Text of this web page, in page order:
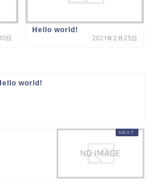
日
Hello world!
2021年2月25日
world!